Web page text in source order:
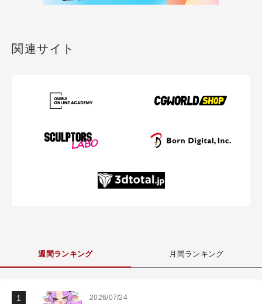
関連サイト
週間ランキング 月間ランキング
2026/07/24